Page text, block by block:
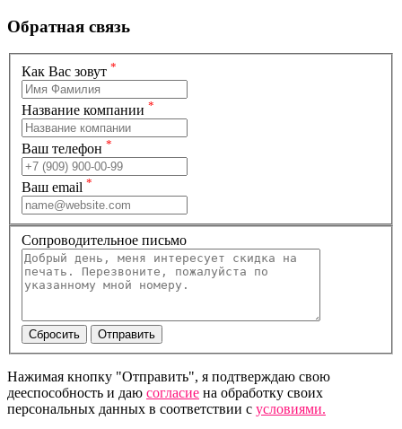
Обратная связь
Как Вас зовут *
Название компании *
Ваш телефон *
Ваш email *
Сопроводительное письмо
Нажимая кнопку "Отправить", я подтверждаю свою
дееспособность и даю согласие на обработку своих
персональных данных в соответствии с условиями.